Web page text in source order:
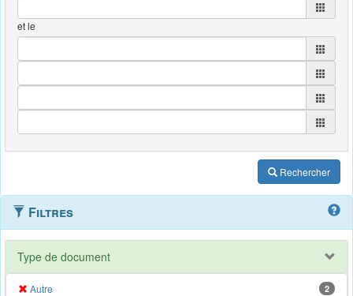
et le
Rechercher
Filtres
Type de document
Autre 2